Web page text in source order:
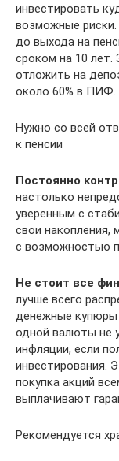
инвестировать
возможные
до выхода на
сроком на 10 лет.
отложить на
около 60% в ПИФ.
Нужно со всей
к пенсии
Постоянно
настолько
уверенным с
свои
с возможностью
Не стоит все
лучше всего
денежные купюры
одной валюты не
инфляции, если
инвестирования.
покупка акций
выплачивают
Рекомендуется